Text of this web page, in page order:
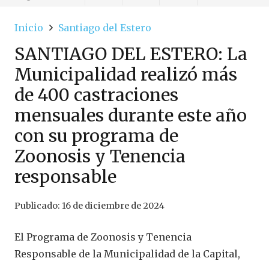
Inicio Santiago del Estero
SANTIAGO DEL ESTERO: La
Municipalidad realizó más
de 400 castraciones
mensuales durante este año
con su programa de
Zoonosis y Tenencia
responsable
Publicado: 16 de diciembre de 2024
El Programa de Zoonosis y Tenencia
Responsable de la Municipalidad de la Capital,